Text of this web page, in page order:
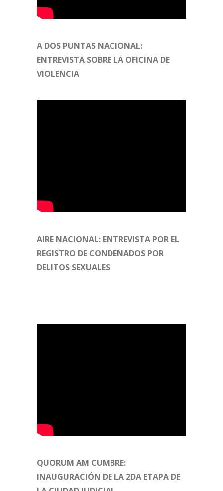
A DOS PUNTAS NACIONAL:
ENTREVISTA SOBRE LA OFICINA DE
VIOLENCIA
AIRE NACIONAL: ENTREVISTA POR EL
REGISTRO DE CONDENADOS POR
DELITOS SEXUALES
QUORUM AM CUMBRE:
INAUGURACIÓN DE LA 2DA ETAPA DE